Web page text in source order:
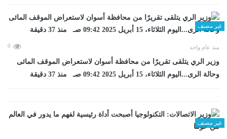
غير مصنف
منذ عام واحد 0
وزير الري يتلقى تقريرًا من محافظة أسوان لاستعراض الموقف المائى
وحالة الرى...اليوم الثلاثاء، 15 أبريل 2025 09:42 صـ منذ 37 دقيقة
غير مصنف